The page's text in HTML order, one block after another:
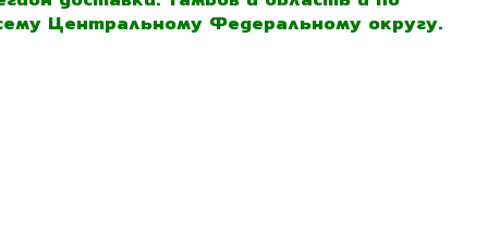
Центральному Федеральному округу.